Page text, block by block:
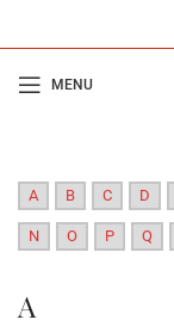
MENU
A B C D
N O P Q
A